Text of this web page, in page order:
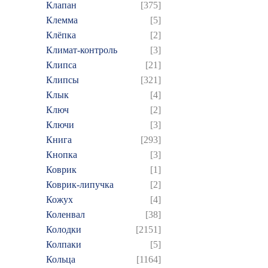
Клапан
[375]
Клемма
[5]
Клёпка
[2]
Климат-контроль
[3]
Клипса
[21]
Клипсы
[321]
Клык
[4]
Ключ
[2]
Ключи
[3]
Книга
[293]
Кнопка
[3]
Коврик
[1]
Коврик-липучка
[2]
Кожух
[4]
Коленвал
[38]
Колодки
[2151]
Колпаки
[5]
Кольца
[1164]